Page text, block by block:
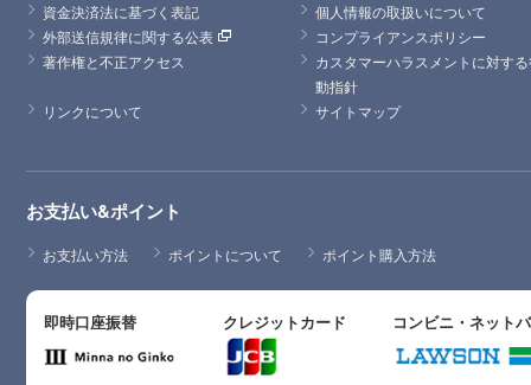
資金決済法に基づく表記
個人情報の取扱いについて
外部送信規律に関する公表
コンプライアンスポリシー
著作権と不正アクセス
カスタマーハラスメントに対す
動指針
リンクについて
サイトマップ
お支払い&ポイント
お支払い方法 ポイントについて ポイント購入方法
即時口座振替 クレジットカード コンビニ・ネット